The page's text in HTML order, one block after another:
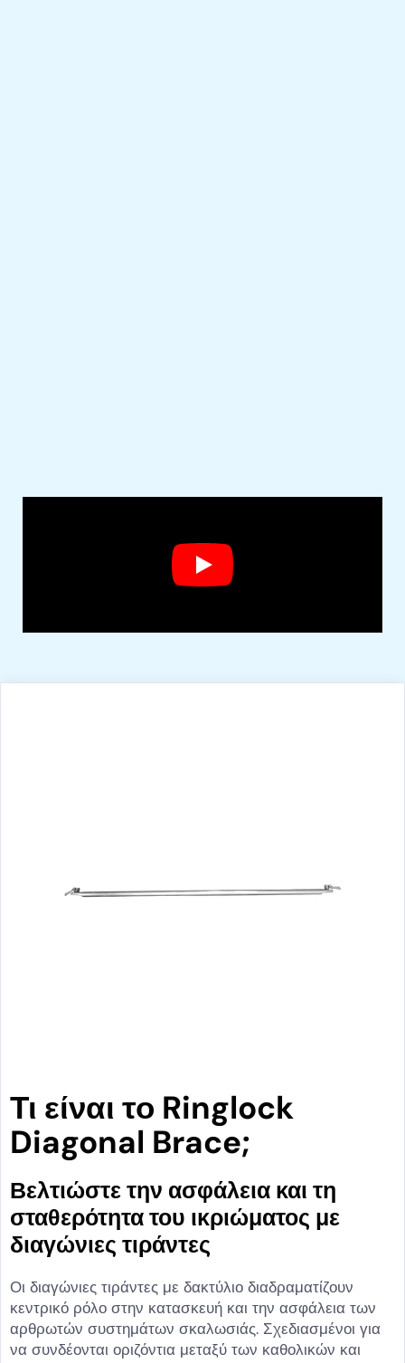
Τι είναι το Ringlock
Diagonal Brace;
Βελτιώστε την ασφάλεια και τη
σταθερότητα του ικριώματος με
διαγώνιες τιράντες
Οι διαγώνιες τιράντες με δακτύλιο διαδραματίζουν
κεντρικό ρόλο στην κατασκευή και την ασφάλεια των
αρθρωτών συστημάτων σκαλωσιάς. Σχεδιασμένοι για
να συνδέονται οριζόντια μεταξύ των καθολικών και